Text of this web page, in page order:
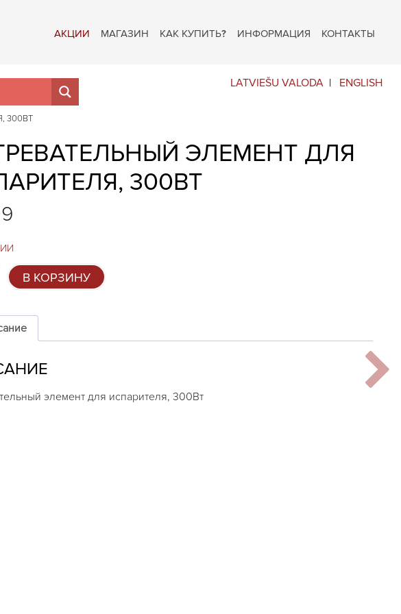
АКЦИИ МАГАЗИН КАК КУПИТЬ? ИНФОРМАЦИЯ КОНТАКТЫ
LATVIEŠU VALODA ENGLISH
300ВТ
ЭЛЕМЕНТ ДЛЯ
300ВТ
В КОРЗИНУ
элемент для испарителя, 300Вт